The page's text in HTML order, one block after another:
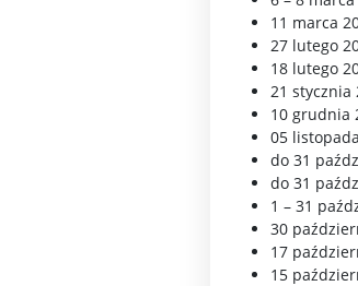
11 marca
27 lutego
18 lutego
21 stycznia
10 grudnia
05
do 31
do 31
1 – 31
30
17
15